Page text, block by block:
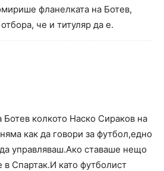
фланелката на Ботев,
че и титуляр да е.
колкото Наско Сираков на
как да говори за футбол,едно
управляваш.Ако ставаше нещо
Спартак.И като футболист